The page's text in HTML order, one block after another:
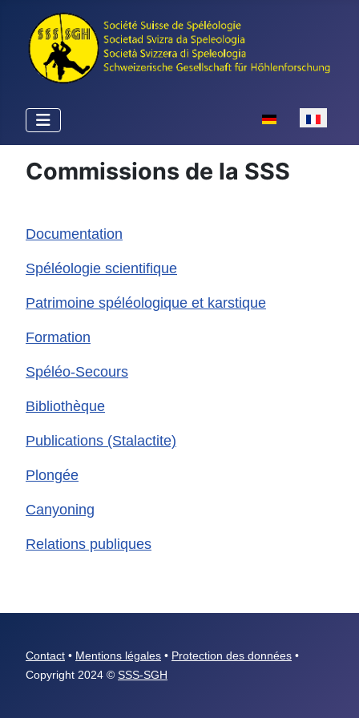
Sélectionnez
Commissions de la SSS
Documentation
Spéléologie scientifique
Patrimoine spéléologique et karstique
Formation
Spéléo-Secours
Bibliothèque
Publications (Stalactite)
Plongée
Canyoning
Relations publiques
Contact • Mentions légales • Protection des données •
Copyright 2024 © SSS-SGH